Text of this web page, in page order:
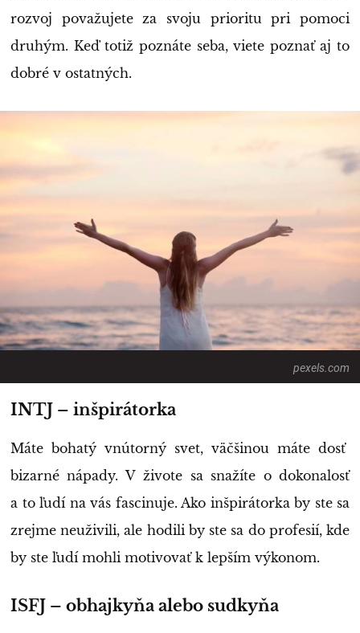
rozvoj považujete za svoju prioritu pri pomoci
druhým. Keď totiž poznáte seba, viete poznať aj to
dobré v ostatných.
pexels.com
INTJ – inšpirátorka
Máte bohatý vnútorný svet, väčšinou máte dosť
bizarné nápady. V živote sa snažíte o dokonalosť
a to ľudí na vás fascinuje. Ako inšpirátorka by ste sa
zrejme neuživili, ale hodili by ste sa do profesií, kde
by ste ľudí mohli motivovať k lepším výkonom.
ISFJ – obhajkyňa alebo sudkyňa